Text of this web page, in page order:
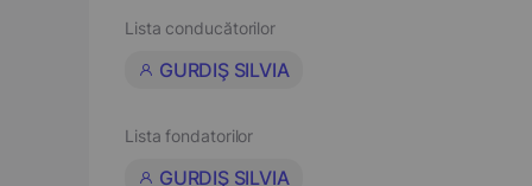
Lista conducătorilor
GURDIŞ SILVIA
Lista fondatorilor
GURDIŞ SILVIA